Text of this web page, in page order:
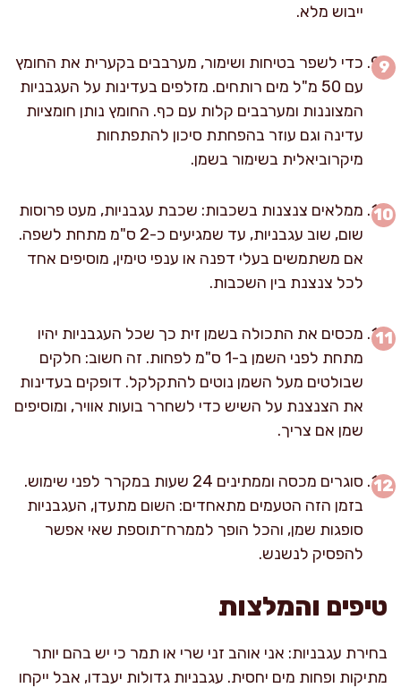
ייבוש מלא.
כדי לשפר בטיחות ושימור, מערבבים בקערית את החומץ
עם 50 מ"ל מים רותחים. מזלפים בעדינות על העגבניות
המצוננות ומערבבים קלות עם כף. החומץ נותן חומציות
עדינה וגם עוזר בהפחתת סיכון להתפתחות
מיקרוביאלית בשימור בשמן.
ממלאים צנצנות בשכבות: שכבת עגבניות, מעט פרוסות
שום, שוב עגבניות, עד שמגיעים כ-2 ס"מ מתחת לשפה.
אם משתמשים בעלי דפנה או ענפי טימין, מוסיפים אחד
לכל צנצנת בין השכבות.
מכסים את התכולה בשמן זית כך שכל העגבניות יהיו
מתחת לפני השמן ב-1 ס"מ לפחות. זה חשוב: חלקים
שבולטים מעל השמן נוטים להתקלקל. דופקים בעדינות
את הצנצנת על השיש כדי לשחרר בועות אוויר, ומוסיפים
שמן אם צריך.
סוגרים מכסה וממתינים 24 שעות במקרר לפני שימוש.
בזמן הזה הטעמים מתאחדים: השום מתעדן, העגבניות
סופגות שמן, והכל הופך לממרח־תוספת שאי אפשר
להפסיק לנשנש.
טיפים והמלצות
בחירת עגבניות: אני אוהב זני שרי או תמר כי יש בהם יותר
מתיקות ופחות מים יחסית. עגבניות גדולות יעבדו, אבל ייקחו